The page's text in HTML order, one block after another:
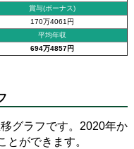
賞与(ボーナス)
170万4061円
平均年収
694万4857円
グラフです。2020年か
とができます。